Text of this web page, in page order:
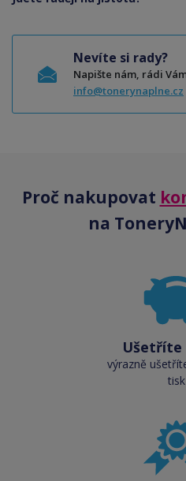
Nevíte si rady?
Napište nám, rádi
info@tonerynaplne.cz
Proč nakupovat
na
Ušetříte
výrazně
tisk